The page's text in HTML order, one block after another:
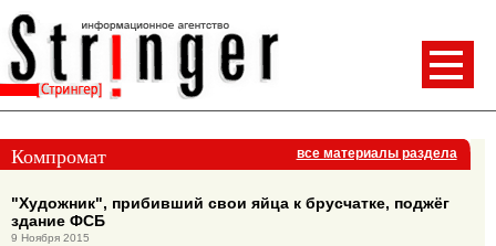
Компромат все материалы раздела
"Художник", прибивший свои яйца к брусчатке, поджёг
здание ФСБ
9 Ноября 2015